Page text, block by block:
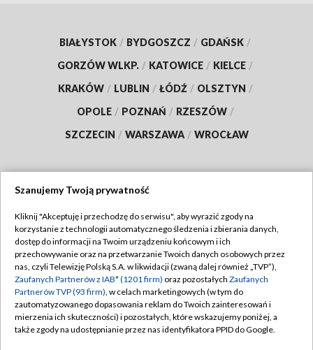
BIAŁYSTOK / BYDGOSZCZ / GDAŃSK /
GORZÓW WLKP. / KATOWICE / KIELCE /
KRAKÓW / LUBLIN / ŁÓDŹ / OLSZTYN /
OPOLE / POZNAŃ / RZESZÓW /
SZCZECIN / WARSZAWA / WROCŁAW
TVP
Abonament TVP
Emisja w TVP
Centrum informacji TVP
Naziemna Telewizja Cyfrowa
Regulamin TVP
Polityka prywatności
Moje zgody
Pomoc
Szanujemy Twoją prywatność
Kliknij "Akceptuję i przechodzę do serwisu", aby wyrazić zgody na
korzystanie z technologii automatycznego śledzenia i zbierania danych,
dostęp do informacji na Twoim urządzeniu końcowym i ich
przechowywanie oraz na przetwarzanie Twoich danych osobowych przez
nas, czyli Telewizję Polską S.A. w likwidacji (zwaną dalej również „TVP”),
Zaufanych Partnerów z IAB* (1201 firm) oraz pozostałych Zaufanych
Partnerów TVP (93 firm), w celach marketingowych (w tym do
zautomatyzowanego dopasowania reklam do Twoich zainteresowań i
mierzenia ich skuteczności) i pozostałych, które wskazujemy poniżej, a
także zgody na udostępnianie przez nas identyfikatora PPID do Google.